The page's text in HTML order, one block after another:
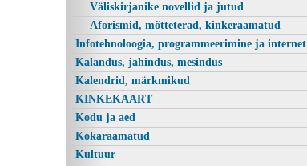
Väliskirjanike novellid ja jutud
Aforismid, mõtteterad, kinkeraamatud
Infotehnoloogia, programmeerimine ja internet
Kalandus, jahindus, mesindus
Kalendrid, märkmikud
KINKEKAART
Kodu ja aed
Kokaraamatud
Kultuur